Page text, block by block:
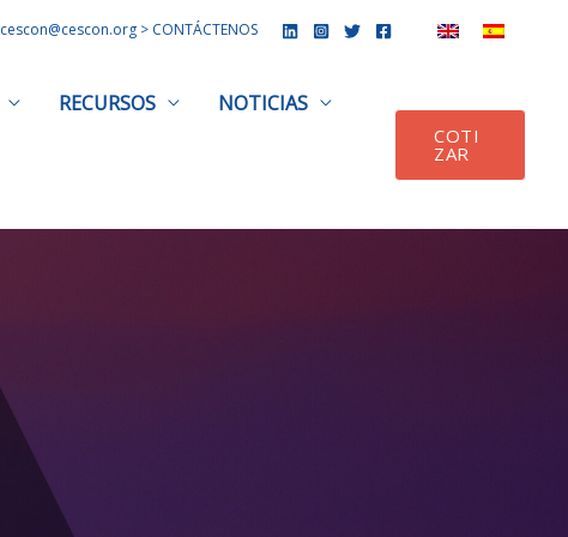
cescon@cescon.org > CONTÁCTENOS
RECURSOS NOTICIAS
COTI
ZAR